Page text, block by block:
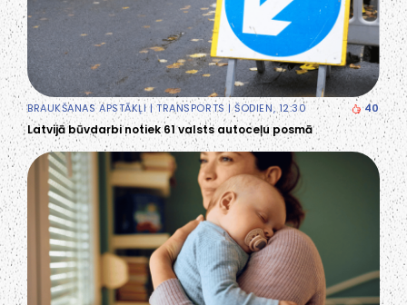
BRAUKŠANAS APSTĀKĻI |TRANSPORTS| ŠODIEN, 12:30 40
Latvijā būvdarbi notiek 61 valsts autoceļu posmā